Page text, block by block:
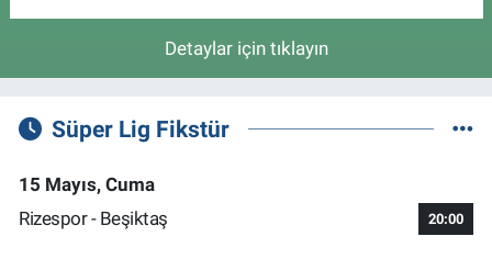
Detaylar için tıklayın
Süper Lig Fikstür
15 Mayıs, Cuma
Rizespor - Beşiktaş
20:00